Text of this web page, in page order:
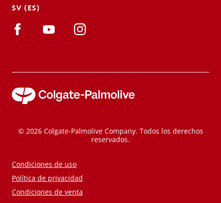
SV (ES)
© 2026 Colgate-Palmolive Company. Todos los derechos
reservados.
Condiciones de uso
Política de privacidad
Condiciones de venta